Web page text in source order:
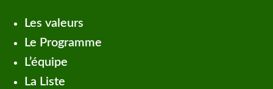
Les valeurs
Le Programme
L’équipe
La Liste